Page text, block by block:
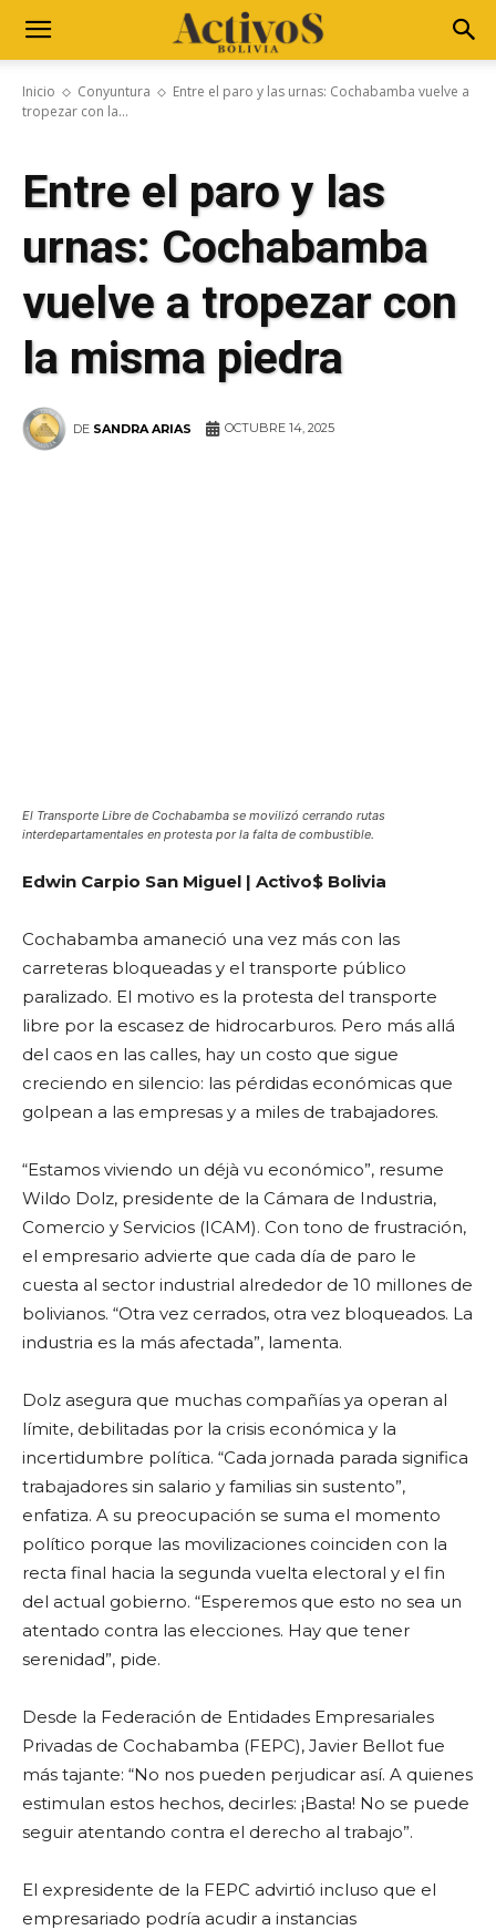
Inicio Conyuntura
Entre el paro y las urnas: Cochabamba vuelve a
tropezar con la...
Entre el paro y las
urnas: Cochabamba
vuelve a tropezar con
la misma piedra
DE SANDRA ARIAS OCTUBRE 14, 2025
El Transporte Libre de Cochabamba se movilizó cerrando rutas
interdepartamentales en protesta por la falta de combustible.
Edwin Carpio San Miguel | Activo$ Bolivia
Cochabamba amaneció una vez más con las
carreteras bloqueadas y el transporte público
paralizado. El motivo es la protesta del transporte
libre por la escasez de hidrocarburos. Pero más allá
del caos en las calles, hay un costo que sigue
creciendo en silencio: las pérdidas económicas que
golpean a las empresas y a miles de trabajadores.
“Estamos viviendo un déjà vu económico”, resume
Wildo Dolz, presidente de la Cámara de Industria,
Comercio y Servicios (ICAM). Con tono de frustración,
el empresario advierte que cada día de paro le
cuesta al sector industrial alrededor de 10 millones de
bolivianos. “Otra vez cerrados, otra vez bloqueados. La
industria es la más afectada”, lamenta.
Dolz asegura que muchas compañías ya operan al
límite, debilitadas por la crisis económica y la
incertidumbre política. “Cada jornada parada significa
trabajadores sin salario y familias sin sustento”,
enfatiza. A su preocupación se suma el momento
político porque las movilizaciones coinciden con la
recta final hacia la segunda vuelta electoral y el fin
del actual gobierno. “Esperemos que esto no sea un
atentado contra las elecciones. Hay que tener
serenidad”, pide.
Desde la Federación de Entidades Empresariales
Privadas de Cochabamba (FEPC), Javier Bellot fue
más tajante: “No nos pueden perjudicar así. A quienes
estimulan estos hechos, decirles: ¡Basta! No se puede
seguir atentando contra el derecho al trabajo”.
El expresidente de la FEPC advirtió incluso que el
empresariado podría acudir a instancias